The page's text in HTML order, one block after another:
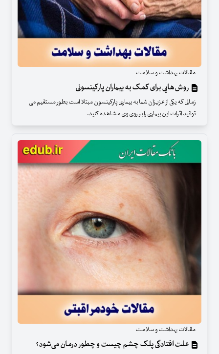
مقالات بهداشت و سلامت
روش‌هایی برای کمک به بیماران پارکینسونی
زمانی که یکی از عزیزان شما به بیماری پارکینسون مبتلا است بطور مستقیم می
توانید اثرات این بیماری را بر روی وی مشاهده کنید.
مقالات بهداشت و سلامت
علت افتادگی پلک چشم چیست و چطور درمان می‌شود؟